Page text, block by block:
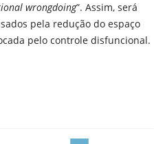
wrongdoing”. Assim, será
pela redução do espaço
pelo controle disfuncional.